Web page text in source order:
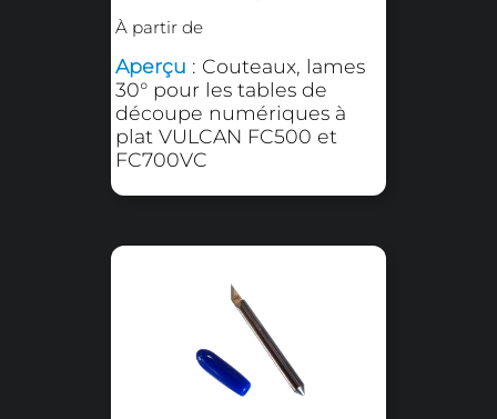
Outil de rainage pour
VULCAN FC500 - FC700
découpe à plat VULCAN
FC500 et FC700VC